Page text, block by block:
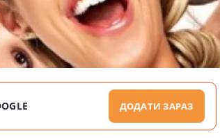
ДОДАТИ ЗАРАЗ